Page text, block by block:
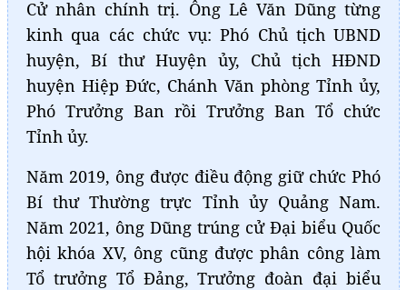
Cử nhân chính trị. Ông Lê Văn Dũng từng
kinh qua các chức vụ: Phó Chủ tịch UBND
huyện, Bí thư Huyện ủy, Chủ tịch HĐND
huyện Hiệp Đức, Chánh Văn phòng Tỉnh ủy,
Phó Trưởng Ban rồi Trưởng Ban Tổ chức
Tỉnh ủy.
Năm 2019, ông được điều động giữ chức Phó
Bí thư Thường trực Tỉnh ủy Quảng Nam.
Năm 2021, ông Dũng trúng cử Đại biểu Quốc
hội khóa XV, ông cũng được phân công làm
Tổ trưởng Tổ Đảng, Trưởng đoàn đại biểu